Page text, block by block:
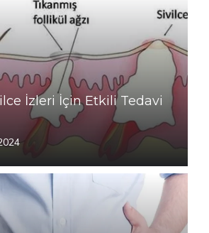
İzleri İçin Etkili Tedavi